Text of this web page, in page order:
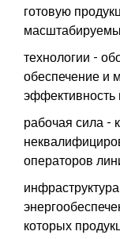
готовую
технологии -
обеспечение и
эффективность
рабочая сила -
операторов
инфраструктура
которых